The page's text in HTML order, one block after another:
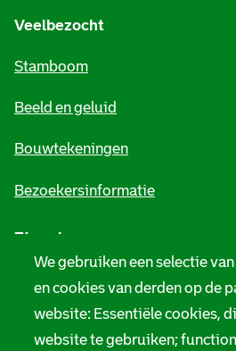
We gebruiken een selectie
en cookies van derden op de
website: Essentiële cookies,
website te gebruiken;
Veelbezocht
Stamboom
Beeld en geluid
Bouwtekeningen
Bezoekersinformatie
Zie ook
Privacy